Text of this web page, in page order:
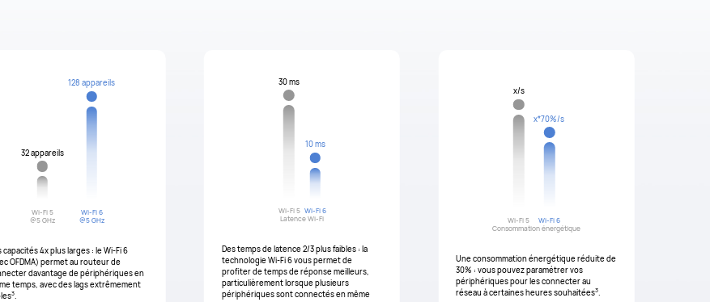
32 appareils
Wi-Fi 5
@5 GHz
128 appareils
Wi-Fi 6
@5 GHz
capacités 4x plus larges : le Wi-Fi 6
OFDMA) permet au routeur de
davantage de périphériques en
temps, avec des lags extrêmement
3.
30 ms
Wi-Fi 5
10 ms
Wi-Fi 6
Latence Wi-Fi
Des temps de latence 2/3 plus faibles : la
technologie Wi-Fi 6 vous permet de
profiter de temps de réponse meilleurs,
particulièrement lorsque plusieurs
périphériques sont connectés en même
x/s
Wi-Fi 5
x*70%/s
Wi-Fi 6
Consommation énergétique
Une consommation énergétique réduite de
30% : vous pouvez paramétrer vos
périphériques pour les connecter au
réseau à certaines heures souhaitées3.